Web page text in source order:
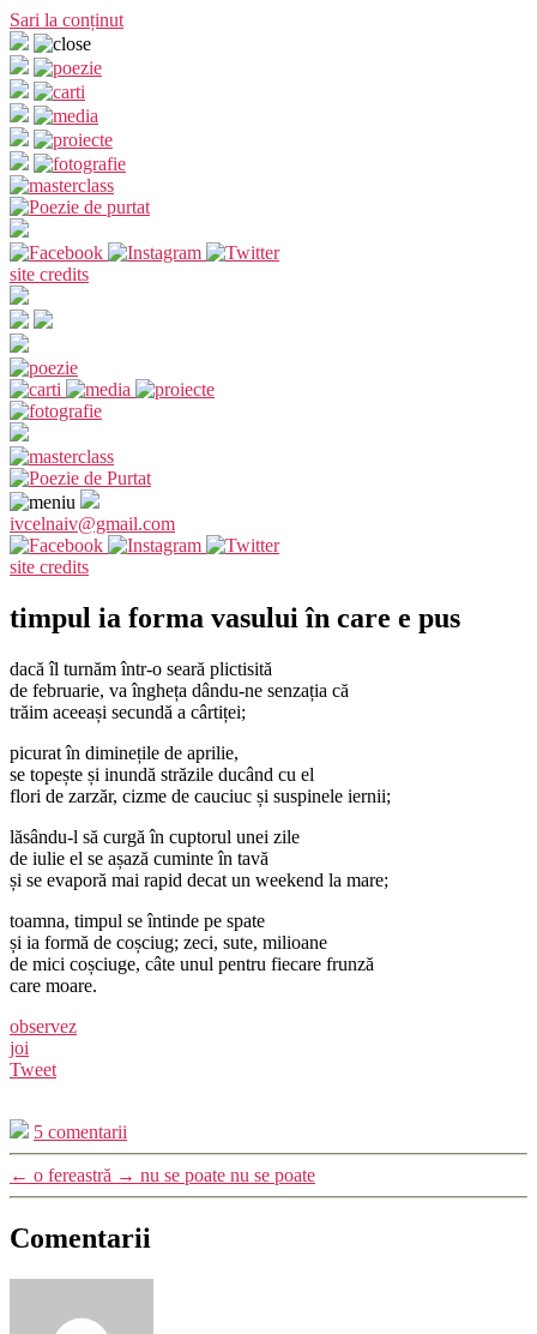
Sari la conținut
site credits
ivcelnaiv@gmail.com
site credits
timpul ia forma vasului în care e pus
dacă îl turnăm într-o seară plictisită
de februarie, va îngheța dându-ne senzația că
trăim aceeași secundă a cârtiței;
picurat în diminețile de aprilie,
se topește și inundă străzile ducând cu el
flori de zarzăr, cizme de cauciuc și suspinele iernii;
lăsându-l să curgă în cuptorul unei zile
de iulie el se așază cuminte în tavă
și se evaporă mai rapid decat un weekend la mare;
toamna, timpul se întinde pe spate
și ia formă de coșciug; zeci, sute, milioane
de mici coșciuge, câte unul pentru fiecare frunză
care moare.
observez
joi
Tweet
5 comentarii
← o fereastră → nu se poate nu se poate
Comentarii